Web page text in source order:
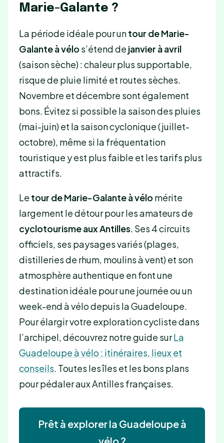
Marie-Galante ?
La période idéale pour untour de Marie-
Galante à vélo s’étend de janvier à avril
(saison sèche) : chaleur plus supportable,
risque de pluie limité et routes sèches.
Novembre et décembre sont également
bons. Évitez si possible la saison des pluies
(mai-juin) et la saison cyclonique (juillet-
octobre), même si la fréquentation
touristique y est plus faible et les tarifs plus
attractifs.
Le tour de Marie-Galante à vélo mérite
largement le détour pour les amateurs de
cyclotourisme aux Antilles. Ses 4 circuits
officiels, ses paysages variés (plages,
distilleries de rhum, moulins à vent) et son
atmosphère authentique en font une
destination idéale pour une journée ou un
week-end à vélo depuis la Guadeloupe.
Pour élargir votre exploration cycliste dans
l’archipel, découvrez notre guide surLa
Guadeloupe à vélo : itinéraires, lieux et
conseils. Toutes les îles et les bons plans
pour pédaler aux Antilles françaises.
Prêt à explorer la Guadeloupe à